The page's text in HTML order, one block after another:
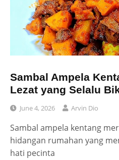
Sambal Ampela
Lezat yang Selalu
June 4, 2026 Arvin Dio
Sambal ampela kentang
hidangan rumahan yang
hati pecinta